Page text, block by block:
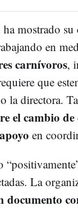
ha mostrado su
en
carnívoros,
que
la directora.
el cambio
en
La